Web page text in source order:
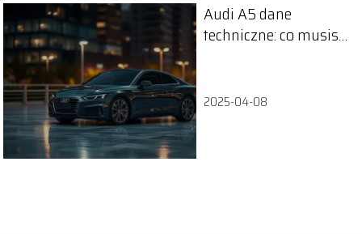
Audi A5 dane
techniczne: co musisz
2025-04-08